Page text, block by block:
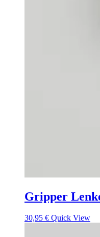
Gripper
30,95 € Quick View